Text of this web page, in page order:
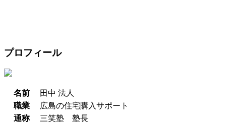
プロフィール
名前
田中 法人
職業
広島の住宅購入サポート
通称
三笑塾 塾長